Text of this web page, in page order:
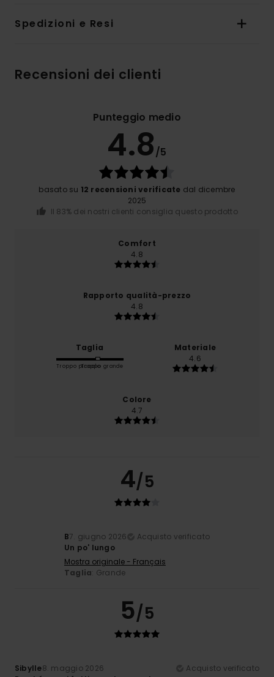
Spedizioni e Resi
Recensioni dei clienti
Punteggio medio
4.8/5
basato su 12 recensioni verificate dal dicembre
2025
Il 83% dei nostri clienti consiglia questo prodotto
Comfort
4.8
Rapporto qualità-prezzo
4.8
Taglia
Troppo piccoloTroppo grande
Materiale
4.6
Colore
4.7
4/5
B7. giugno 2026
Acquisto verificato
Un po' lungo
Mostra originale - Français
Taglia: Grande
5/5
Sibylle8. maggio 2026
Acquisto verificato